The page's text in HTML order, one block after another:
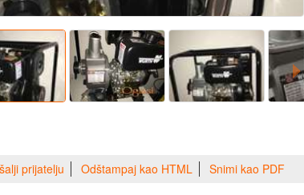
prijatelju Odštampaj kao HTML Snimi kao PDF